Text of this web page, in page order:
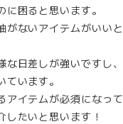
困ると思います。
ないアイテムがいい
日差しが強いですし、
います。
アイテムが必須になっ
たいと思います！